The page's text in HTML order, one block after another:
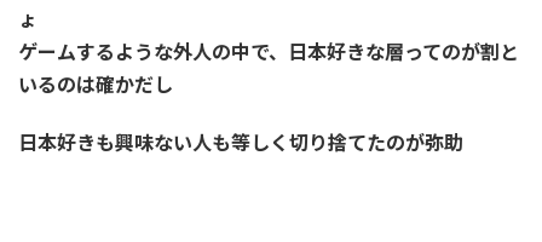
ょ
ゲームするような外人の中で、日本好きな層ってのが割と
いるのは確かだし
日本好きも興味ない人も等しく切り捨てたのが弥助